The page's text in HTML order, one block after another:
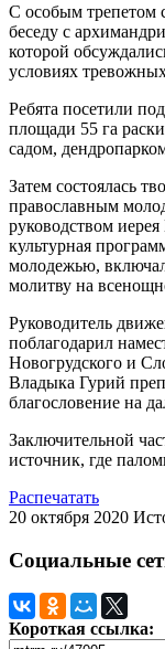
С особым трепетом
беседу с
которой
условиях
Ребята посетили
площади 55 га
садом,
Затем состоялась
православным
руководством
культурная
молодежью,
молитву на
Руководитель
поблагодарил
Новогрудского и
Владыка Гурий
благословение на
Заключительной
источник, где
Распечатать
20 октября 2020
Социальные
Короткая ссылка: